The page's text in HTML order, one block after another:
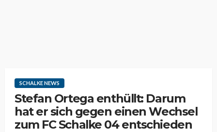
SCHALKE NEWS
Stefan Ortega enthüllt: Darum
hat er sich gegen einen Wechsel
zum FC Schalke 04 entschieden